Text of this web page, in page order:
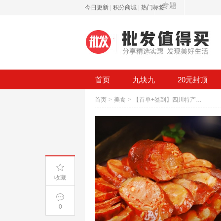
今日更新 积分商城 热门标签
首页 九块九 20元封顶
首页 > 美食 > 【首单+签到】四川特产麻辣香肠腊肠
收藏
0
专题